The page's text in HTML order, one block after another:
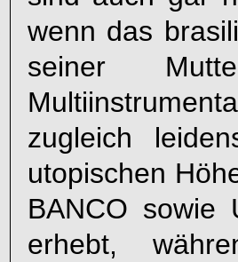
wenn das
seiner
zugleich
utopischen
BANCO sowie
erhebt,